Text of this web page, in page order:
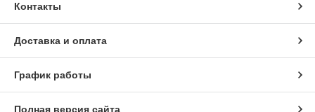
Контакты
Доставка и оплата
График работы
Полная версия сайта